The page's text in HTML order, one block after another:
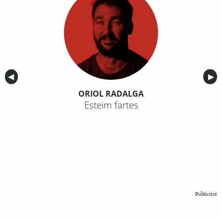
Anterior
◀︎ ▶︎
ORIOL RADALGA
Esteim fartes
Publicitat